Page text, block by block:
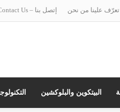
تعرّف علينا من نحن إتصل بنا – Contact Us
البيتكوين والبلوكشين